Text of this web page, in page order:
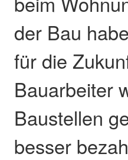
der Bau
für die
Bauarbeiter
Baustellen
besser